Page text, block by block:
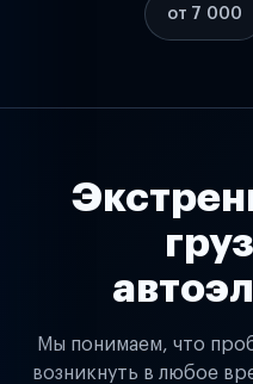
от 7 000
Мы понимаем, что
возникнуть в любое